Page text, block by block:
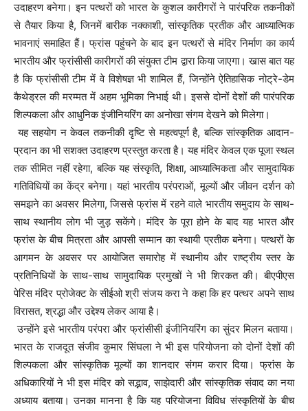
उदाहरण बनेगा। इन पत्थरों को भारत के कुशल कारीगरों ने पारंपरिक तकनीकों
से तैयार किया है, जिनमें बारीक नक्काशी, सांस्कृतिक प्रतीक और आध्यात्मिक
भावनाएं समाहित हैं। फ्रांस पहुंचने के बाद इन पत्थरों से मंदिर निर्माण का कार्य
भारतीय और फ्रांसीसी कारीगरों की संयुक्त टीम द्वारा किया जाएगा। खास बात यह
है कि फ्रांसीसी टीम में वे विशेषज्ञ भी शामिल हैं, जिन्होंने ऐतिहासिक नोट्रे-डेम
कैथेड्रल की मरम्मत में अहम भूमिका निभाई थी। इससे दोनों देशों की पारंपरिक
शिल्पकला और आधुनिक इंजीनियरिंग का अनोखा संगम देखने को मिलेगा।
यह सहयोग न केवल तकनीकी दृष्टि से महत्वपूर्ण है, बल्कि सांस्कृतिक आदान-
प्रदान का भी सशक्त उदाहरण प्रस्तुत करता है। यह मंदिर केवल एक पूजा स्थल
तक सीमित नहीं रहेगा, बल्कि यह संस्कृति, शिक्षा, आध्यात्मिकता और सामुदायिक
गतिविधियों का केंद्र बनेगा। यहां भारतीय परंपराओं, मूल्यों और जीवन दर्शन को
समझने का अवसर मिलेगा, जिससे फ्रांस में रहने वाले भारतीय समुदाय के साथ-
साथ स्थानीय लोग भी जुड़ सकेंगे। मंदिर के पूरा होने के बाद यह भारत और
फ्रांस के बीच मित्रता और आपसी सम्मान का स्थायी प्रतीक बनेगा। पत्थरों के
आगमन के अवसर पर आयोजित समारोह में स्थानीय और राष्ट्रीय स्तर के
प्रतिनिधियों के साथ-साथ सामुदायिक प्रमुखों ने भी शिरकत की। बीएपीएस
पेरिस मंदिर प्रोजेक्ट के सीईओ श्री संजय करा ने कहा कि हर पत्थर अपने साथ
विरासत, श्रद्धा और उद्देश्य लेकर आया है।
उन्होंने इसे भारतीय परंपरा और फ्रांसीसी इंजीनियरिंग का सुंदर मिलन बताया।
भारत के राजदूत संजीव कुमार सिंघला ने भी इस परियोजना को दोनों देशों की
शिल्पकला और सांस्कृतिक मूल्यों का शानदार संगम करार दिया। फ्रांस के
अधिकारियों ने भी इस मंदिर को सद्भाव, साझेदारी और सांस्कृतिक संवाद का नया
अध्याय बताया। उनका मानना है कि यह परियोजना विविध संस्कृतियों के बीच